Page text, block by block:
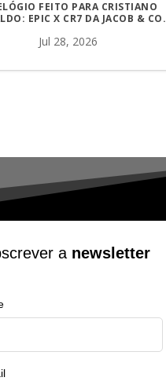
FEITO PARA CRISTIANO
EPIC X CR7 DA JACOB & CO.
Jul 28, 2026
anewsletter